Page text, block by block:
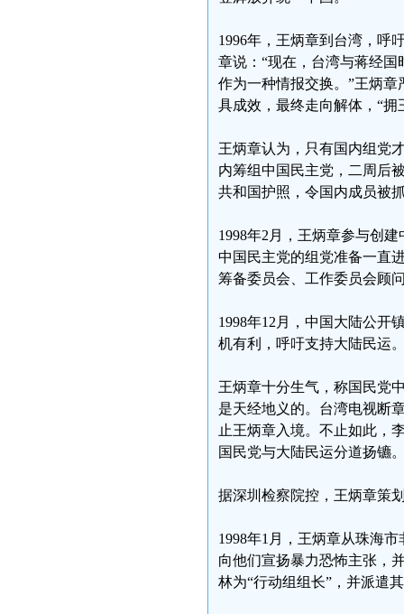
1996年，王炳章到台湾，呼
章说：“现在，台湾与蒋经
作为一种情报交换。”王炳
具成效，最终走向解体，“拥
王炳章认为，只有国内组党
内筹组中国民主党，二周后
共和国护照，令国内成员被
1998年2月，王炳章参与创
中国民主党的组党准备一直
筹备委员会、工作委员会顾
1998年12月，中国大陆公开
机有利，呼吁支持大陆民运
王炳章十分生气，称国民党
是天经地义的。台湾电视断
止王炳章入境。不止如此，
国民党与大陆民运分道扬镳
据深圳检察院控，王炳章策
1998年1月，王炳章从珠海
向他们宣扬暴力恐怖主张，
林为“行动组组长”，并派遣